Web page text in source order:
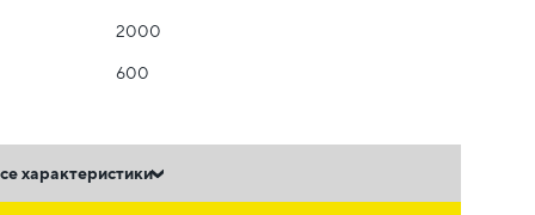
2000
600
характеристики